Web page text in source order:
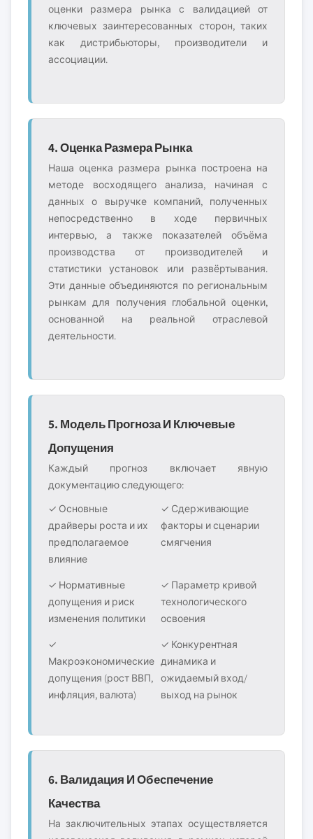
оценки размера рынка с валидацией от
ключевых заинтересованных сторон, таких
как дистрибьюторы, производители и
ассоциации.
4. Оценка Размера Рынка
Наша оценка размера рынка построена на
методе восходящего анализа, начиная с
данных о выручке компаний, полученных
непосредственно в ходе первичных
интервью, а также показателей объёма
производства от производителей и
статистики установок или развёртывания.
Эти данные объединяются по региональным
рынкам для получения глобальной оценки,
основанной на реальной отраслевой
деятельности.
5. Модель Прогноза И Ключевые
Допущения
Каждый прогноз включает явную
документацию следующего:
✓ Основные
драйверы роста и их
предполагаемое
влияние
✓ Сдерживающие
факторы и сценарии
смягчения
✓ Нормативные
допущения и риск
изменения политики
✓ Параметр кривой
технологического
освоения
✓
Макроэкономические
допущения (рост ВВП,
инфляция, валюта)
✓ Конкурентная
динамика и
ожидаемый вход/
выход на рынок
6. Валидация И Обеспечение
Качества
На заключительных этапах осуществляется